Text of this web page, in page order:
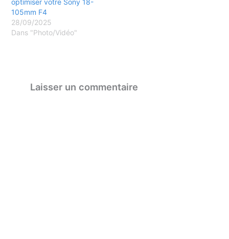
optimiser votre Sony 18-
105mm F4
28/09/2025
Dans "Photo/Vidéo"
Laisser un commentaire